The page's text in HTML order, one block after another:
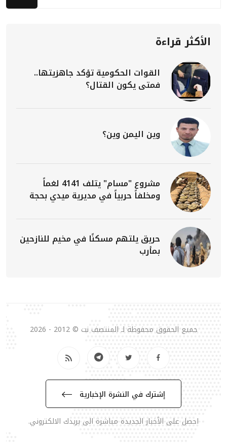
الأكثر قراءة
القوات الحكومية تؤكد جاهزيتها..
فمتى يكون القتال؟
وين اليمن وين؟
مشروع "مسام" يتلف 4141 لغماً
ومخلفاً حربياً في مديرية ميدي بحجة
حريق يلتهم مسكنًا في مخيم للنازحين
بمأرب
جميع الحقوق محفوظة لـ المنتصف نت © 2012 - 2026
إشترك في النشرة الإخبارية
احصل على الأخبار الجديدة مباشرة الى بريدك الالكتروني.